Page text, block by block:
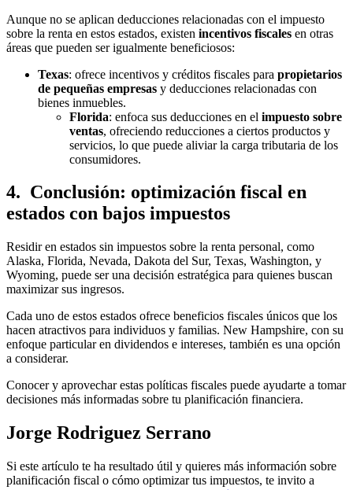
Aunque no se aplican deducciones relacionadas con el impuesto
sobre la renta en estos estados, existen incentivos fiscales en otras
áreas que pueden ser igualmente beneficiosos:
Texas: ofrece incentivos y créditos fiscales para propietarios
de pequeñas empresas y deducciones relacionadas con
bienes inmuebles.
Florida: enfoca sus deducciones en el impuesto sobre
ventas, ofreciendo reducciones a ciertos productos y
servicios, lo que puede aliviar la carga tributaria de los
consumidores.
4. Conclusión: optimización fiscal en
estados con bajos impuestos
Residir en estados sin impuestos sobre la renta personal, como
Alaska, Florida, Nevada, Dakota del Sur, Texas, Washington, y
Wyoming, puede ser una decisión estratégica para quienes buscan
maximizar sus ingresos.
Cada uno de estos estados ofrece beneficios fiscales únicos que los
hacen atractivos para individuos y familias. New Hampshire, con su
enfoque particular en dividendos e intereses, también es una opción
a considerar.
Conocer y aprovechar estas políticas fiscales puede ayudarte a tomar
decisiones más informadas sobre tu planificación financiera.
Jorge Rodriguez Serrano
Si este artículo te ha resultado útil y quieres más información sobre
planificación fiscal o cómo optimizar tus impuestos, te invito a